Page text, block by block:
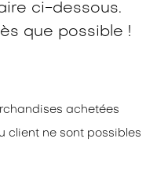
ci-dessous.
que possible !
achetées
client ne sont possibles